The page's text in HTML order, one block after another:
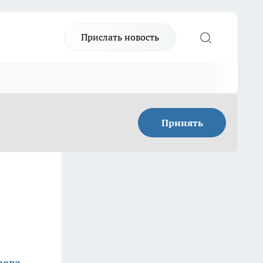
Прислать новость
Принять